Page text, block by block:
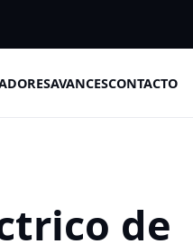
AVANCESCONTACTO
de